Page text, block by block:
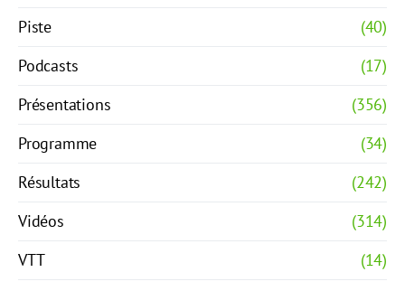
Piste
(40)
Podcasts
(17)
Présentations
(356)
Programme
(34)
Résultats
(242)
Vidéos
(314)
VTT
(14)